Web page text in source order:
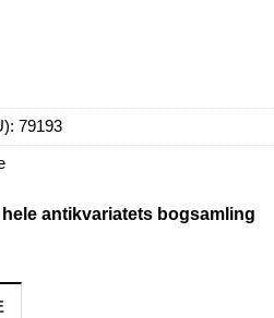
79193
hele antikvariatets bogsamling